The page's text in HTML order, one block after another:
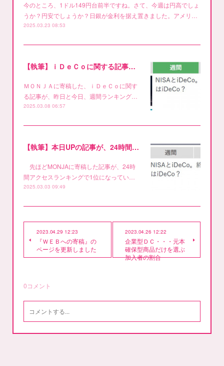
今のところ、1ドル149円台前半ですね。さて、今週は円高でしょ
うか？円安でしょうか？日銀が金利を据え置きました。アメリ…
2025.03.23 08:53
【執筆】ｉＤｅＣｏに関する記事が･･･週間ランキング1位です
ＭＯＮＪＡに寄稿した、ｉＤｅＣｏに関す
る記事が、昨日と今日、週間ランキング…
2025.03.08 06:57
【執筆】本日UPの記事が、24時間アクセスランキングで１位に！
先ほどMONJAに寄稿した記事が、24時
間アクセスランキングで1位になってい…
2025.03.03 09:49
2023.04.29 12:23
『ＷＥＢへの寄稿』の
ページを更新しました
2023.04.26 12:22
企業型ＤＣ・・・元本
確保型商品だけを選ぶ
加入者の割合
0コメント